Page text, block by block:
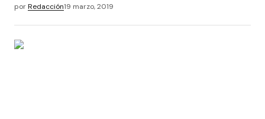
porRedacción19 marzo, 2019